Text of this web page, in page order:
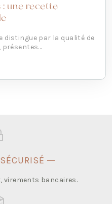
: une recette
distingue par la qualité de
virements bancaires.